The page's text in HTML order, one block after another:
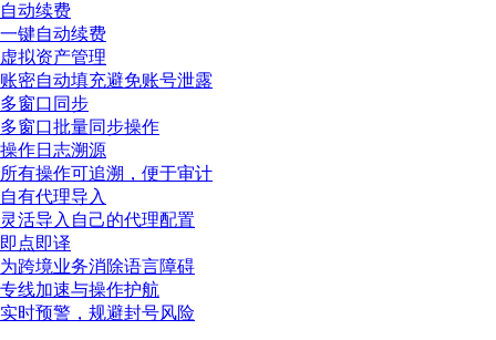
自动续费
一键自动续费
虚拟资产管理
账密自动填充避免账号泄露
多窗口同步
多窗口批量同步操作
操作日志溯源
所有操作可追溯，便于审计
自有代理导入
灵活导入自己的代理配置
即点即译
为跨境业务消除语言障碍
专线加速与操作护航
实时预警，规避封号风险